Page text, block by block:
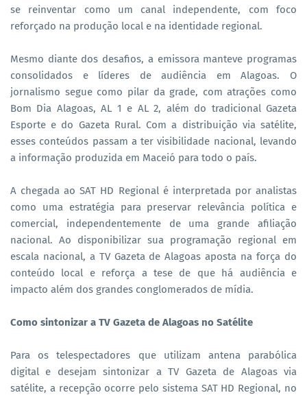
se reinventar como um canal independente, com foco
reforçado na produção local e na identidade regional.
Mesmo diante dos desafios, a emissora manteve programas
consolidados e líderes de audiência em Alagoas. O
jornalismo segue como pilar da grade, com atrações como
Bom Dia Alagoas, AL 1 e AL 2, além do tradicional Gazeta
Esporte e do Gazeta Rural. Com a distribuição via satélite,
esses conteúdos passam a ter visibilidade nacional, levando
a informação produzida em Maceió para todo o país.
A chegada ao SAT HD Regional é interpretada por analistas
como uma estratégia para preservar relevância política e
comercial, independentemente de uma grande afiliação
nacional. Ao disponibilizar sua programação regional em
escala nacional, a TV Gazeta de Alagoas aposta na força do
conteúdo local e reforça a tese de que há audiência e
impacto além dos grandes conglomerados de mídia.
Como sintonizar a TV Gazeta de Alagoas no Satélite
Para os telespectadores que utilizam antena parabólica
digital e desejam sintonizar a TV Gazeta de Alagoas via
satélite, a recepção ocorre pelo sistema SAT HD Regional, no